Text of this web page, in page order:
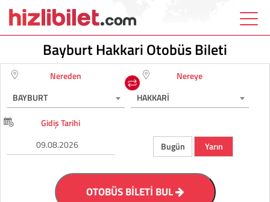
Bayburt Hakkari Otobüs Bileti
Nereden
BAYBURT
Nereye
HAKKARİ
Gidiş Tarihi
Bugün
Yarın
OTOBÜS BİLETİ BUL